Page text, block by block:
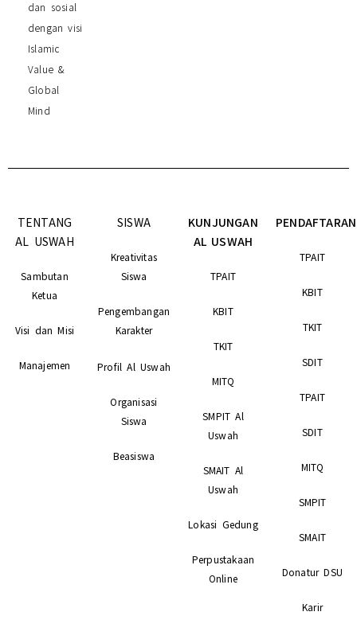
dan sosial
dengan visi
Islamic
Value &
Global
Mind
TENTANG
AL USWAH
Sambutan
Ketua
Visi dan Misi
Manajemen
SISWA
Kreativitas
Siswa
Pengembangan
Karakter
Profil Al Uswah
Organisasi
Siswa
Beasiswa
KUNJUNGAN
AL USWAH
TPAIT
KBIT
TKIT
MITQ
SMPIT Al
Uswah
SMAIT Al
Uswah
Lokasi Gedung
Perpustakaan
Online
PENDAFTARAN
TPAIT
KBIT
TKIT
SDIT
TPAIT
SDIT
MITQ
SMPIT
SMAIT
Donatur DSU
Karir